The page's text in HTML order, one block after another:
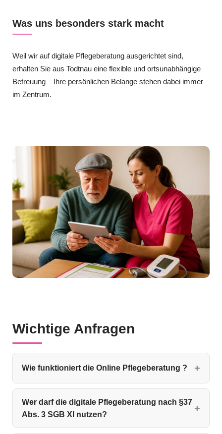
Was uns besonders stark macht
Weil wir auf digitale Pflegeberatung ausgerichtet sind,
erhalten Sie aus Todtnau eine flexible und ortsunabhängige
Betreuung – Ihre persönlichen Belange stehen dabei immer
im Zentrum.
Wichtige Anfragen
Wie funktioniert die Online Pflegeberatung ?
Wer darf die digitale Pflegeberatung nach §37
Abs. 3 SGB XI nutzen?